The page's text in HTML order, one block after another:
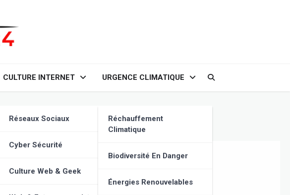
CULTURE INTERNET
Réseaux Sociaux
Cyber Sécurité
Culture Web & Geek
URGENCE CLIMATIQUE
Réchauffement
Climatique
Biodiversité En Danger
Énergies Renouvelables
ère d’engagement ?